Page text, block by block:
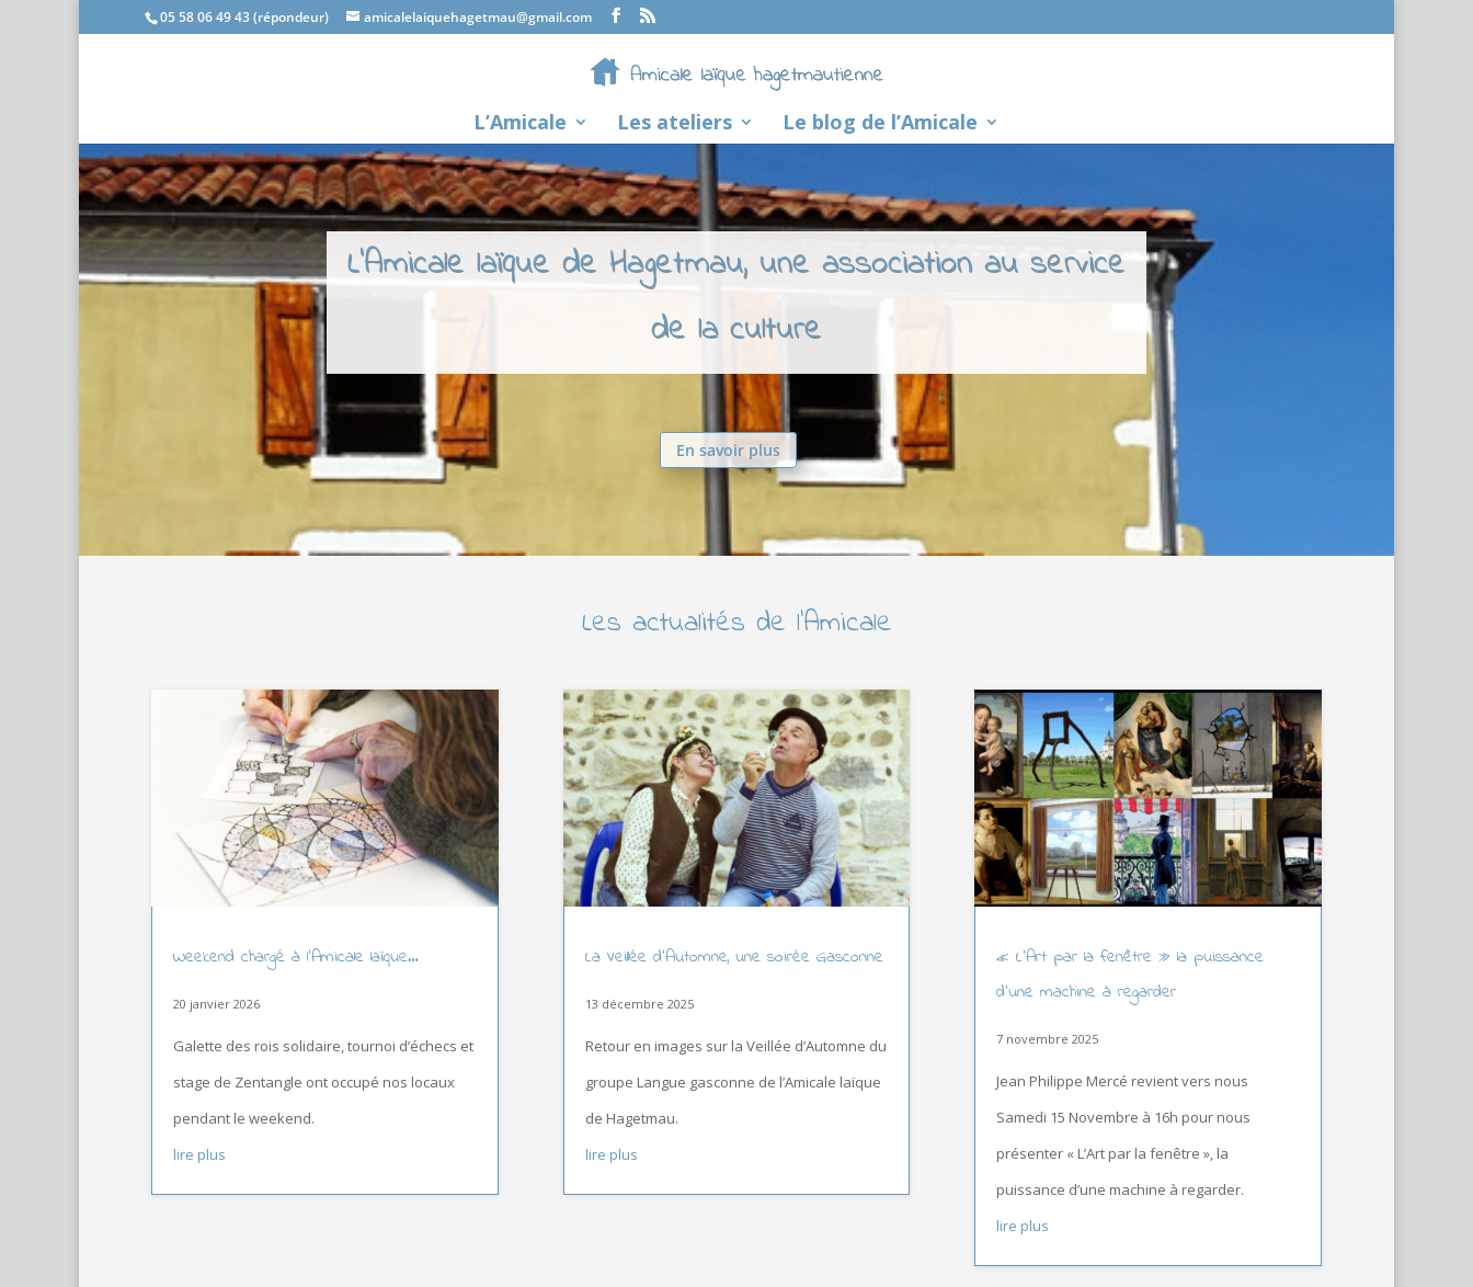
05 58 06 49 43 (répondeur) amicalelaiquehagetmau@gmail.com
L’Amicale Les ateliers Le blog de l’Amicale
L'Amicale laïque de Hagetmau, une association au service
de la culture
En savoir plus
Les actualités de l’Amicale
Weekend chargé à l’Amicale laïque…
20 janvier 2026
Galette des rois solidaire, tournoi d’échecs et
stage de Zentangle ont occupé nos locaux
pendant le weekend.
lire plus
La Veillée d’Automne, une soirée Gasconne
13 décembre 2025
Retour en images sur la Veillée d’Automne du
groupe Langue gasconne de l’Amicale laïque
de Hagetmau.
lire plus
« L’Art par la fenêtre » la puissance
d’une machine à regarder
7 novembre 2025
Jean Philippe Mercé revient vers nous
Samedi 15 Novembre à 16h pour nous
présenter « L’Art par la fenêtre », la
puissance d’une machine à regarder.
lire plus